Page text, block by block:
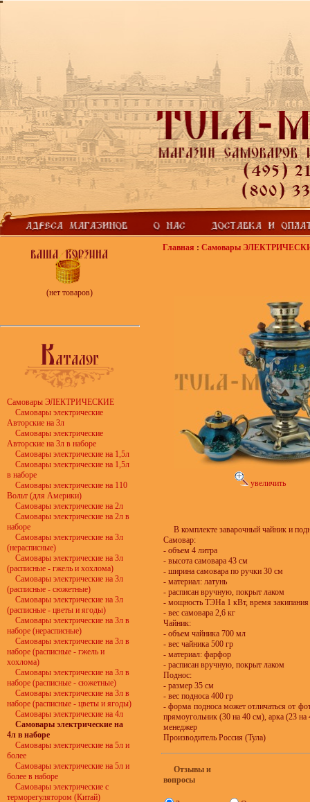
(нет товаров)
Самовары ЭЛЕКТРИЧЕСКИЕ
Самовары электрические
Авторские на 3л
Самовары электрические
Авторские на 3л в наборе
Самовары электрические на 1,5л
Самовары электрические на 1,5л
в наборе
Самовары электрические на 110
Вольт (для Америки)
Самовары электрические на 2л
Самовары электрические на 2л в
наборе
Самовары электрические на 3л
(нерасписные)
Самовары электрические на 3л
(расписные - гжель и хохлома)
Самовары электрические на 3л
(расписные - сюжетные)
Самовары электрические на 3л
(расписные - цветы и ягоды)
Самовары электрические на 3л в
наборе (нерасписные)
Самовары электрические на 3л в
наборе (расписные - гжель и
хохлома)
Самовары электрические на 3л в
наборе (расписные - сюжетные)
Самовары электрические на 3л в
наборе (расписные - цветы и ягоды)
Самовары электрические на 4л
Самовары электрические на
4л в наборе
Самовары электрические на 5л и
более
Самовары электрические на 5л и
более в наборе
Самовары электрические с
терморегулятором (Китай)
Главная : Самовары
увеличить
В комплекте заварочный чайник и
Самовар:
- объем 4 литра
- высота самовара 43 см
- ширина самовара по ручки 30 см
- материал: латунь
- расписан вручную, покрыт лаком
- мощность ТЭНа 1 кВт, время
- вес самовара 2,6 кг
Чайник:
- объем чайника 700 мл
- вес чайника 500 гр
- материал: фарфор
- расписан вручную, покрыт лаком
Поднос:
- размер 35 см
- вес подноса 400 гр
- форма подноса может отличаться от
прямоугольник (30 на 40 см), арка (23
менеджер
Производитель Россия (Тула)
Отзывы и
вопросы